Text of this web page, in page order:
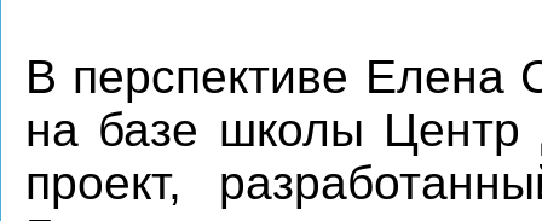
В перспективе Елена
на базе школы Центр
проект,